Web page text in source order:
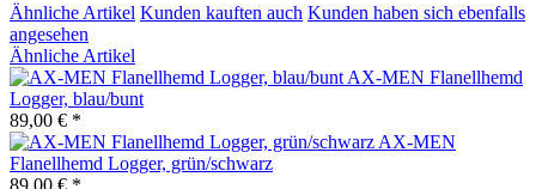
Ähnliche Artikel Kunden kauften auch Kunden haben sich ebenfalls
angesehen
Ähnliche Artikel
AX-MEN Flanellhemd
Logger, blau/bunt
89,00 € *
AX-MEN
Flanellhemd Logger, grün/schwarz
89,00 € *